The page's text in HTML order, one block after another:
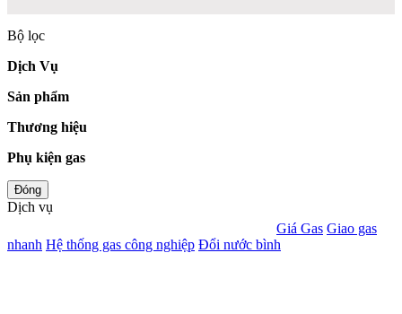
Bộ lọc
Dịch Vụ
Sản phẩm
Thương hiệu
Phụ kiện gas
Đóng
Dịch vụ
Giá Gas Giao gas
nhanh Hệ thống gas công nghiệp Đổi nước bình